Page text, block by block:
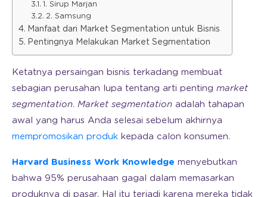
1. Sirup Marjan
2. Samsung
Manfaat dari Market Segmentation untuk Bisnis
Pentingnya Melakukan Market Segmentation
Ketatnya persaingan bisnis terkadang membuat
sebagian perusahan lupa tentang arti penting market
segmentation. Market segmentation adalah tahapan
awal yang harus Anda selesai sebelum akhirnya
mempromosikan produk kepada calon konsumen.
Harvard Business Work Knowledge menyebutkan
bahwa 95% perusahaan gagal dalam memasarkan
produknya di pasar. Hal itu terjadi karena mereka tidak